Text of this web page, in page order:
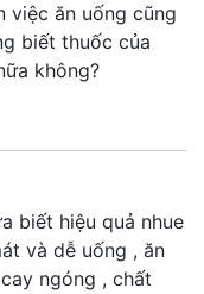
việc ăn uống cũng
biết thuốc của
không?
biết hiệu quả nhue
và dễ uống , ăn
ngóng , chất